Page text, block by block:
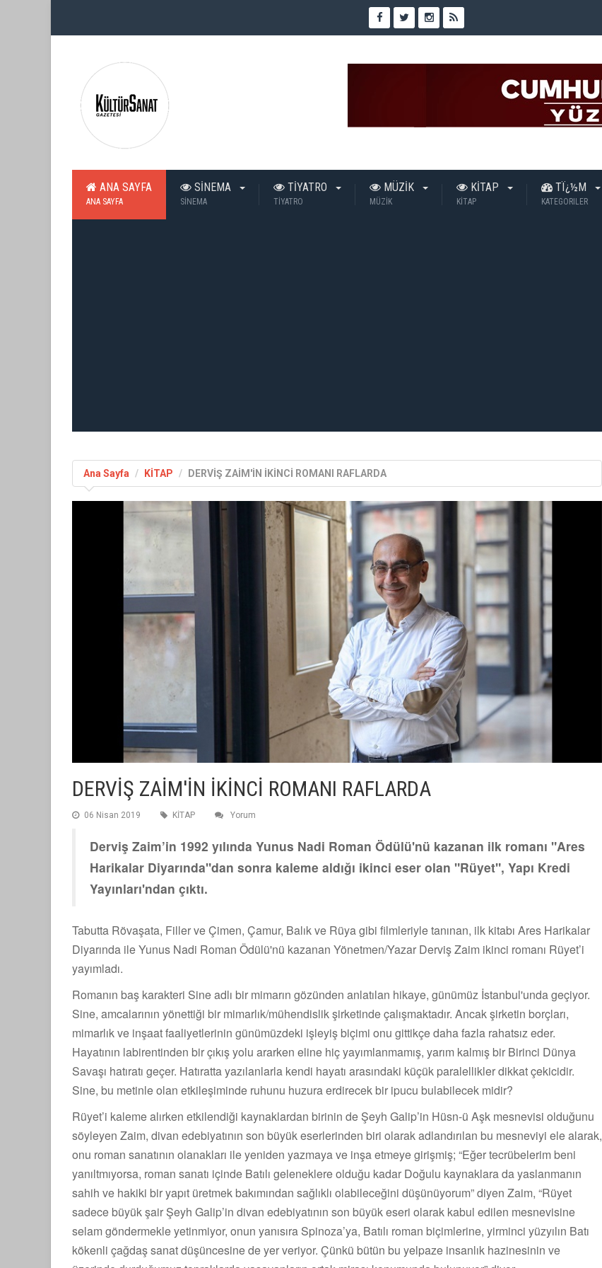
ANA SAYFA
ANA SAYFA
SİNEMA
SİNEMA
TİYATRO
TİYATRO
MÜZİK
MÜZİK
KİTAP
KİTAP
TÏ¿½M
KATEGORILER
Ana Sayfa KİTAP DERVİŞ ZAİM'İN İKİNCİ ROMANI RAFLARDA
DERVİŞ ZAİM'İN İKİNCİ ROMANI RAFLARDA
06 Nisan 2019 KİTAP Yorum
Derviş Zaim’in 1992 yılında Yunus Nadi Roman Ödülü'nü kazanan ilk romanı "Ares
Harikalar Diyarında"dan sonra kaleme aldığı ikinci eser olan "Rüyet", Yapı Kredi
Yayınları'ndan çıktı.
Tabutta Rövaşata, Filler ve Çimen, Çamur, Balık ve Rüya gibi filmleriyle tanınan, ilk kitabı Ares Harikalar
Diyarında ile Yunus Nadi Roman Ödülü'nü kazanan Yönetmen/Yazar Derviş Zaim ikinci romanı Rüyet’i
yayımladı.
Romanın baş karakteri Sine adlı bir mimarın gözünden anlatılan hikaye, günümüz İstanbul'unda geçiyor.
Sine, amcalarının yönettiği bir mimarlık/mühendislik şirketinde çalışmaktadır. Ancak şirketin borçları,
mimarlık ve inşaat faaliyetlerinin günümüzdeki işleyiş biçimi onu gittikçe daha fazla rahatsız eder.
Hayatının labirentinden bir çıkış yolu ararken eline hiç yayımlanmamış, yarım kalmış bir Birinci Dünya
Savaşı hatıratı geçer. Hatıratta yazılanlarla kendi hayatı arasındaki küçük paralellikler dikkat çekicidir.
Sine, bu metinle olan etkileşiminde ruhunu huzura erdirecek bir ipucu bulabilecek midir?
Rüyet’i kaleme alırken etkilendiği kaynaklardan birinin de Şeyh Galip’in Hüsn-ü Aşk mesnevisi olduğunu
söyleyen Zaim, divan edebiyatının son büyük eserlerinden biri olarak adlandırılan bu mesneviyi ele alarak,
onu roman sanatının olanakları ile yeniden yazmaya ve inşa etmeye girişmiş; “Eğer tecrübelerim beni
yanıltmıyorsa, roman sanatı içinde Batılı geleneklere olduğu kadar Doğulu kaynaklara da yaslanmanın
sahih ve hakiki bir yapıt üretmek bakımından sağlıklı olabileceğini düşünüyorum” diyen Zaim, “Rüyet
sadece büyük şair Şeyh Galip’in divan edebiyatının son büyük eseri olarak kabul edilen mesnevisine
selam göndermekle yetinmiyor, onun yanısıra Spinoza’ya, Batılı roman biçimlerine, yirminci yüzyılın Batı
kökenli çağdaş sanat düşüncesine de yer veriyor. Çünkü bütün bu yelpaze insanlık hazinesinin ve